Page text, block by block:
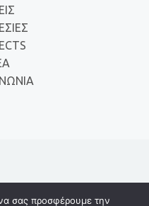
ΑΓΩΓΗ
σας προσφέρουμε την